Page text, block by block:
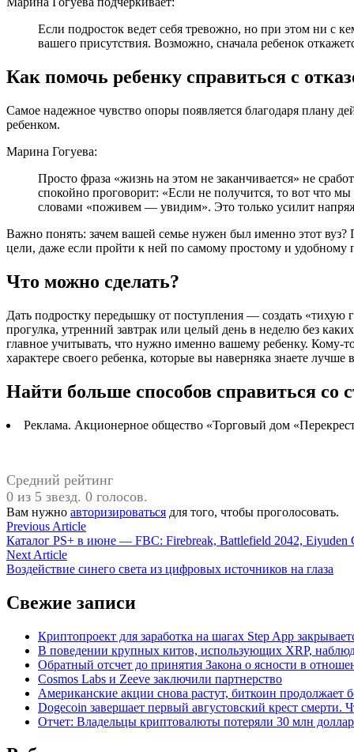
Если подросток ведет себя тревожно, но при этом ни с
вашего присутствия. Возможно, сначала ребенок
Как помочь ребенку справиться с
Самое надежное чувство опоры появляется благодаря плану
ребенком.
Марина Гогуева:
Просто фраза «жизнь на этом не заканчивается» не
спокойно проговорит: «Если не получится, то вот что
словами «поживем — увидим». Это только усилит
Важно понять: зачем вашей семье нужен был именно этот
цели, даже если пройти к ней по самому простому и удобному
Что можно сделать?
Дать подростку передышку от поступления — создать «тихую
прогулка, утренний завтрак или целый день в неделю без
главное учитывать, что нужно именно вашему ребенку. Кому-
характере своего ребенка, которые вы наверняка знаете лучше
Найти больше способов справиться со
Реклама. Акционерное общество «Торговый дом
Средний рейтинг
0 из 5 звезд. 0 голосов.
Вам нужно авторизироваться для того, чтобы проголосовать.
Навигация
по
записям
Previous ArticlePrevious
article:
Каталог PS+ в июне — FBC: Firebreak, Battlefield 2042, Eiyuden
Next ArticleNext
article:
Воздействие синего света из цифровых источников на глаза
Свежие записи
Криптопроект для заработка на шагах Step App
В поведении крупных китов, использующих XRP,
Обратный отсчет до принятия Закона о ясности в
Cosmos Labs и Zeeve заключили партнерство
Американские акции снова растут, биткоин продолжает
Dogecoin завершает первый августовский крест смерти.
Отчет: Владельцы криптовалюты потеряли 30 млн